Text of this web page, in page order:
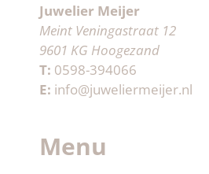
Juwelier Meijer
Meint Veningastraat 12
9601 KG Hoogezand
T: 0598-394066
E: info@juweliermeijer.nl
Menu